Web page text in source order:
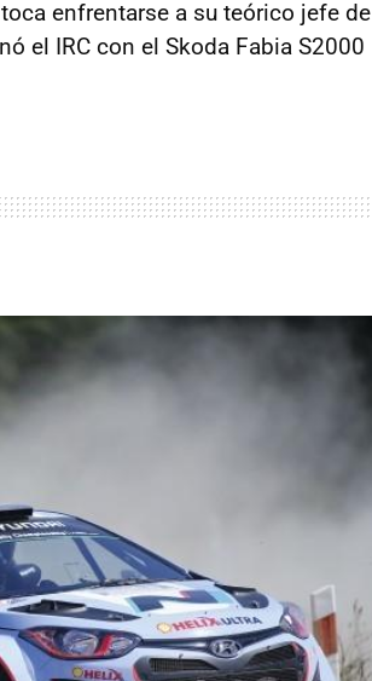
enfrentarse a su teórico jefe de
el IRC con el Skoda Fabia S2000